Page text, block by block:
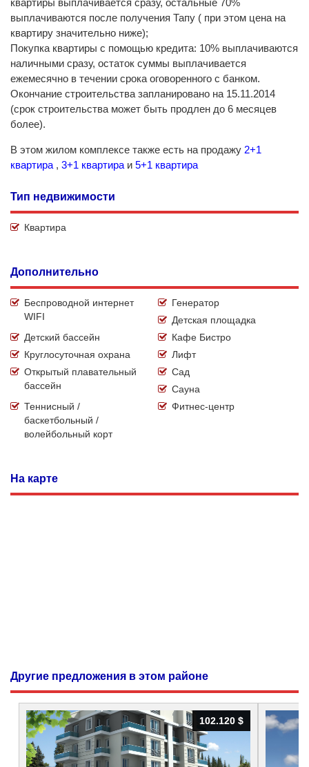
квартиры выплачивается сразу, остальные 70%
выплачиваются после получения Тапу ( при этом цена на
квартиру значительно ниже);
Покупка квартиры с помощью кредита: 10% выплачиваются
наличными сразу, остаток суммы выплачивается
ежемесячно в течении срока оговоренного с банком.
Окончание строительства запланировано на 15.11.2014
(срок строительства может быть продлен до 6 месяцев
более).
В этом жилом комплексе также есть на продажу 2+1
квартира , 3+1 квартира и 5+1 квартира
Тип недвижимости
Квартира
Дополнительно
Беспроводной интернет
WIFI
Генератор
Детская площадка
Детский бассейн
Кафе Бистро
Круглосуточная охрана
Лифт
Открытый плавательный
бассейн
Сад
Сауна
Теннисный /
баскетбольный /
волейбольный корт
Фитнес-центр
На карте
Другие предложения в этом районе
102.120 $
102.120 $